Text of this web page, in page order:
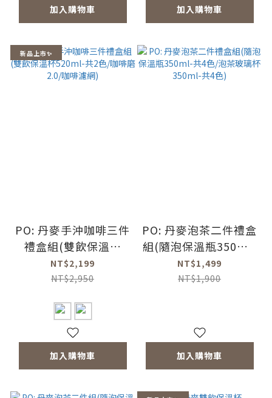
加入購物車 加入購物車
新品上市✨
PO: 丹麥手沖咖啡三件
禮盒組(雙飲保溫杯
520ml-共2色/咖啡磨
2.0/咖啡濾網)
NT$2,199
NT$2,950
加入購物車
PO: 丹麥泡茶二件禮盒
組(隨泡保溫瓶350ml-
共4色/泡茶玻璃杯
350ml-共4色)
NT$1,499
NT$1,900
加入購物車